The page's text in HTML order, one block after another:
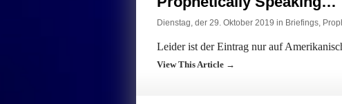
Dienstag, der 29. Oktober 2019 in Briefings,
Leider ist der Eintrag nur auf
View This Article →